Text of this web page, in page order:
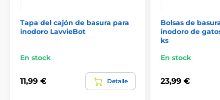
Tapa del cajón de basura para
inodoro LavvieBot
En stock
11,99 € Detalle
Bolsas de
inodoro de
ks
En stock
23,99 €